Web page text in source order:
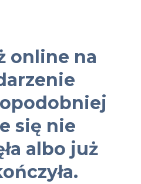
online na
się nie
albo już